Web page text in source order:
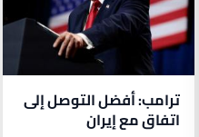
ترامب: أفضل التوصل إلى
اتفاق مع إيران